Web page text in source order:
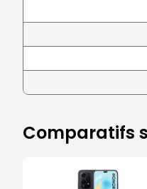
Comparatifs